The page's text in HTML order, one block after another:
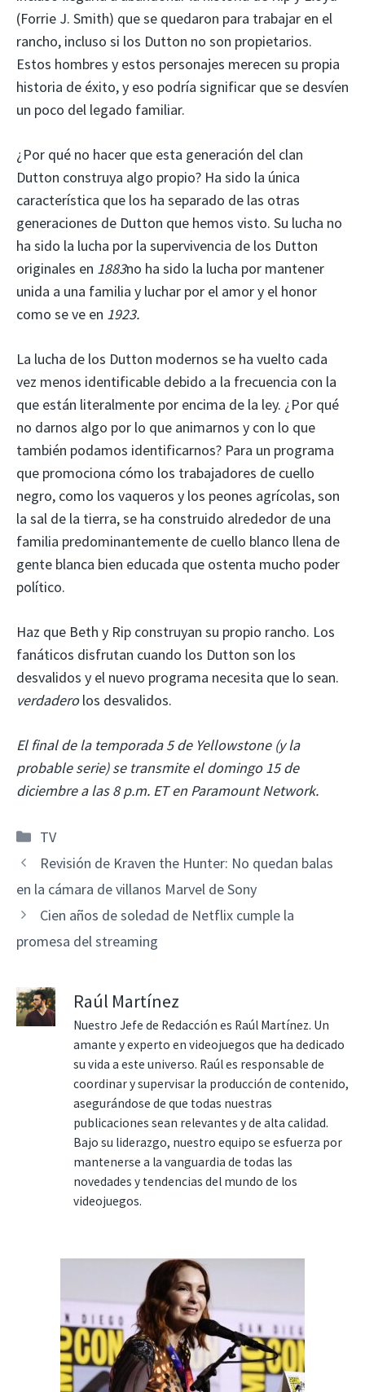
(Forrie J. Smith) que se quedaron para trabajar en el
rancho, incluso si los Dutton no son propietarios.
Estos hombres y estos personajes merecen su propia
historia de éxito, y eso podría significar que se desvíen
un poco del legado familiar.
¿Por qué no hacer que esta generación del clan
Dutton construya algo propio? Ha sido la única
característica que los ha separado de las otras
generaciones de Dutton que hemos visto. Su lucha no
ha sido la lucha por la supervivencia de los Dutton
originales en 1883no ha sido la lucha por mantener
unida a una familia y luchar por el amor y el honor
como se ve en 1923.
La lucha de los Dutton modernos se ha vuelto cada
vez menos identificable debido a la frecuencia con la
que están literalmente por encima de la ley. ¿Por qué
no darnos algo por lo que animarnos y con lo que
también podamos identificarnos? Para un programa
que promociona cómo los trabajadores de cuello
negro, como los vaqueros y los peones agrícolas, son
la sal de la tierra, se ha construido alrededor de una
familia predominantemente de cuello blanco llena de
gente blanca bien educada que ostenta mucho poder
político.
Haz que Beth y Rip construyan su propio rancho. Los
fanáticos disfrutan cuando los Dutton son los
desvalidos y el nuevo programa necesita que lo sean.
verdaderolos desvalidos.
El final de la temporada 5 de Yellowstone (y la
probable serie) se transmite el domingo 15 de
diciembre a las 8 p.m. ET en Paramount Network.
Categorías
TV
Revisión de Kraven the Hunter: No quedan balas
en la cámara de villanos Marvel de Sony
Cien años de soledad de Netflix cumple la
promesa del streaming
Raúl Martínez
Nuestro Jefe de Redacción es Raúl Martínez. Un
amante y experto en videojuegos que ha dedicado
su vida a este universo. Raúl es responsable de
coordinar y supervisar la producción de contenido,
asegurándose de que todas nuestras
publicaciones sean relevantes y de alta calidad.
Bajo su liderazgo, nuestro equipo se esfuerza por
mantenerse a la vanguardia de todas las
novedades y tendencias del mundo de los
videojuegos.